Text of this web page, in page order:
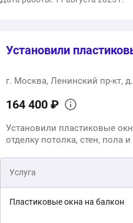
Установили
г. Москва, Ленинский пр-кт,
164 400 ₽
Установили пластиковые
отделку потолка, стен, пола
Услуга
Пластиковые окна на балкон